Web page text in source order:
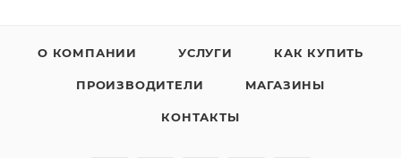
О КОМПАНИИ УСЛУГИ КАК КУПИТЬ
ПРОИЗВОДИТЕЛИ МАГАЗИНЫ
КОНТАКТЫ